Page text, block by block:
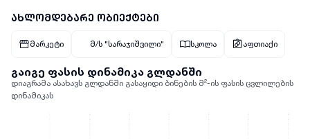
ახლომდებარე ობიექტები
მარკეტი მ/ს "სარაჯიშვილი" სკოლა აფთიაქი
გაიგე ფასის დინამიკა გლდანში
დიაგრამა ასახავს გლდანში გასაყიდი ბინების მ²-ის ფასის ცვლილების
დინამიკას